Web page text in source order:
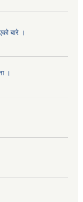
बारे ।
।